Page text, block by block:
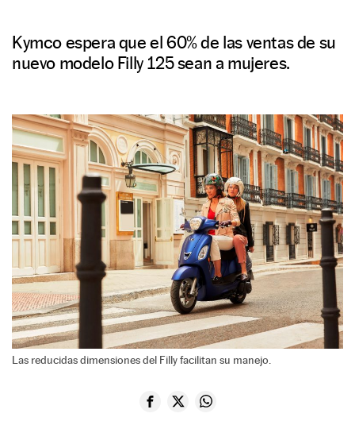
Kymco espera que el 60% de las ventas de su
nuevo modelo Filly 125 sean a mujeres.
Las reducidas dimensiones del Filly facilitan su manejo.